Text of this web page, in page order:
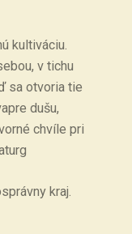
kultiváciu.
v tichu
sa otvoria tie
dušu,
chvíle pri
kraj.